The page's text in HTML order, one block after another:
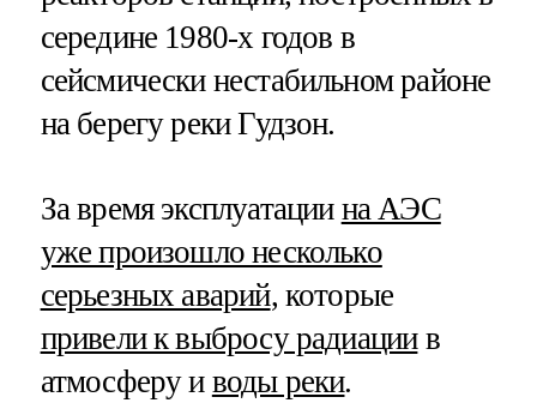
середине 1980-х годов в
сейсмически нестабильном районе
на берегу реки Гудзон.
За время эксплуатации на АЭС
уже произошло несколько
серьезных аварий, которые
привели к выбросу радиациив
атмосферу и воды реки.